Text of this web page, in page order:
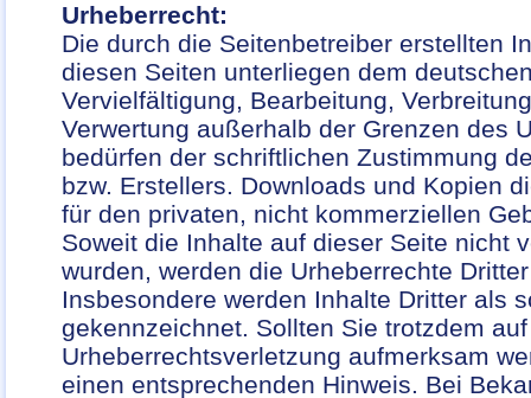
Urheberrecht:
Die durch die Seitenbetreiber erstellten
diesen Seiten unterliegen dem
Vervielfältigung, Bearbeitung,
Verwertung außerhalb der Grenzen des
bedürfen der schriftlichen Zustimmung
bzw. Erstellers. Downloads und Kopien
für den privaten, nicht kommerziellen
Soweit die Inhalte auf dieser Seite nicht
wurden, werden die Urheberrechte
Insbesondere werden Inhalte Dritter als
gekennzeichnet. Sollten Sie trotzdem
Urheberrechtsverletzung aufmerksam
einen entsprechenden Hinweis. Bei